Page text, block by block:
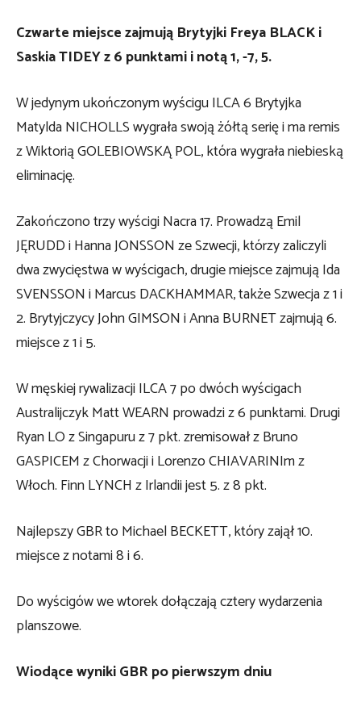
Czwarte miejsce zajmują Brytyjki Freya BLACK i
Saskia TIDEY z 6 punktami i notą 1, -7, 5.
W jedynym ukończonym wyścigu ILCA 6 Brytyjka
Matylda NICHOLLS wygrała swoją żółtą serię i ma remis
z Wiktorią GOLEBIOWSKĄ POL, która wygrała niebieską
eliminację.
Zakończono trzy wyścigi Nacra 17. Prowadzą Emil
JĘRUDD i Hanna JONSSON ze Szwecji, którzy zaliczyli
dwa zwycięstwa w wyścigach, drugie miejsce zajmują Ida
SVENSSON i Marcus DACKHAMMAR, także Szwecja z 1 i
2. Brytyjczycy John GIMSON i Anna BURNET zajmują 6.
miejsce z 1 i 5.
W męskiej rywalizacji ILCA 7 po dwóch wyścigach
Australijczyk Matt WEARN prowadzi z 6 punktami. Drugi
Ryan LO z Singapuru z 7 pkt. zremisował z Bruno
GASPICEM z Chorwacji i Lorenzo CHIAVARINIm z
Włoch. Finn LYNCH z Irlandii jest 5. z 8 pkt.
Najlepszy GBR to Michael BECKETT, który zajął 10.
miejsce z notami 8 i 6.
Do wyścigów we wtorek dołączają cztery wydarzenia
planszowe.
Wiodące wyniki GBR po pierwszym dniu